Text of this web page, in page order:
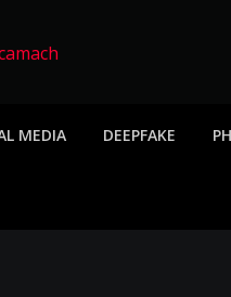
MEDIA DEEPFAKE